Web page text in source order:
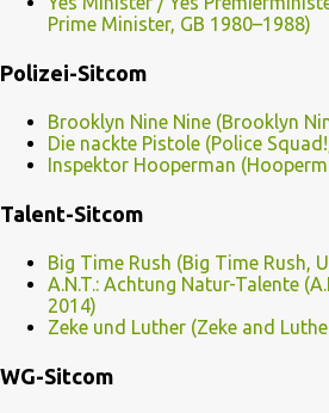
Prime Minister, GB 1980–1988)
Polizei-Sitcom
Brooklyn Nine Nine (Brooklyn
Die nackte Pistole (Police
Inspektor Hooperman
Talent-Sitcom
Big Time Rush (Big Time Rush,
A.N.T.: Achtung Natur-Talente
2014)
Zeke und Luther (Zeke and
WG-Sitcom